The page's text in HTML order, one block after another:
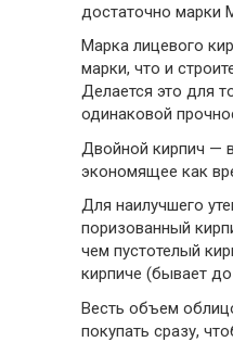
достаточно марки
Марка лицевого
марки, что и
Делается это для
одинаковой
Двойной кирпич —
экономящее как
Для наилучшего
поризованный
чем пустотелый
кирпиче (бывает до
Весть объем
покупать сразу,